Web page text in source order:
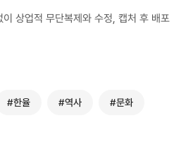
상업적 무단복제와 수정, 캡처 후 배포
#한율 #역사 #문화